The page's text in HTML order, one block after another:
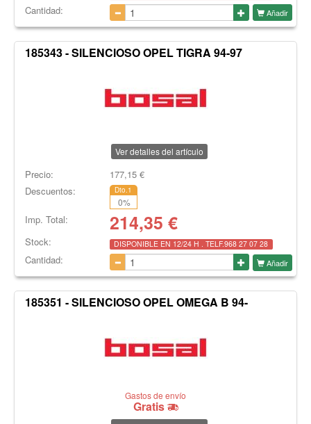
Cantidad: Añadir
185343 - SILENCIOSO OPEL TIGRA 94-97
Ver detalles del artículo
Precio: 177,15€
Descuentos:
Dto.1
0%
Imp. Total: 214,35 €
Stock: DISPONIBLE EN 12/24 H . TELF.968 27 07 28
Cantidad: Añadir
185351 - SILENCIOSO OPEL OMEGA B 94-
Gastos de envío
Gratis